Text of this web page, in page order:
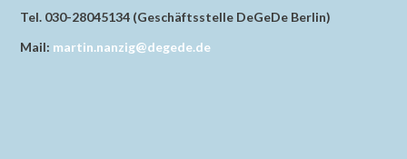
Tel. 030-28045134 (Geschäftsstelle DeGeDe Berlin)
Mail: martin.nanzig@degede.de